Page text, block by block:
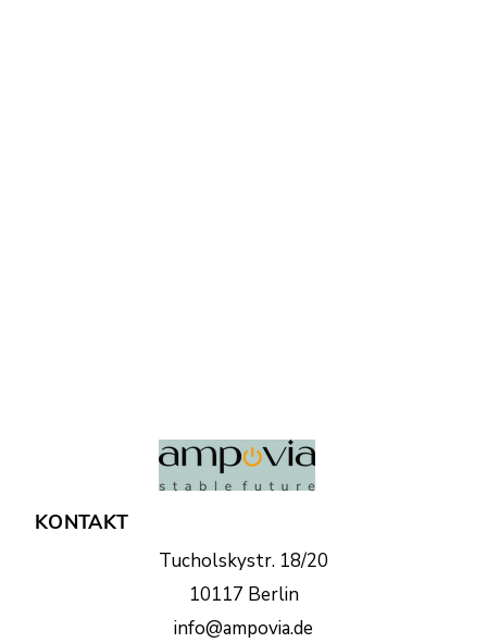
KONTAKT
Tucholskystr. 18/20
10117 Berlin
info@ampovia.de